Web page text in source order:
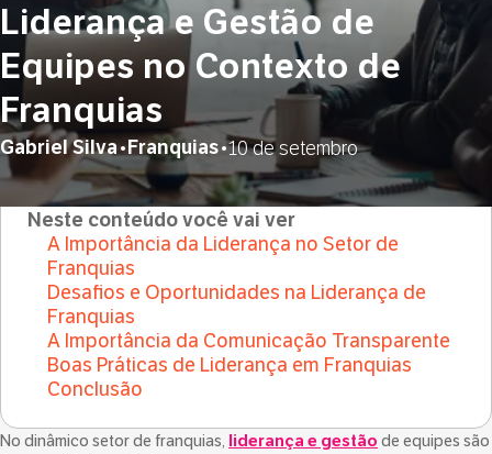
Liderança e Gestão de
Equipes no Contexto de
Franquias
Gabriel Silva•Franquias•10 de setembro
Neste conteúdo você vai ver
A Importância da Liderança no Setor de
Franquias
Desafios e Oportunidades na Liderança de
Franquias
A Importância da Comunicação Transparente
Boas Práticas de Liderança em Franquias
Conclusão
No dinâmico setor de franquias, liderança e gestão de equipes são